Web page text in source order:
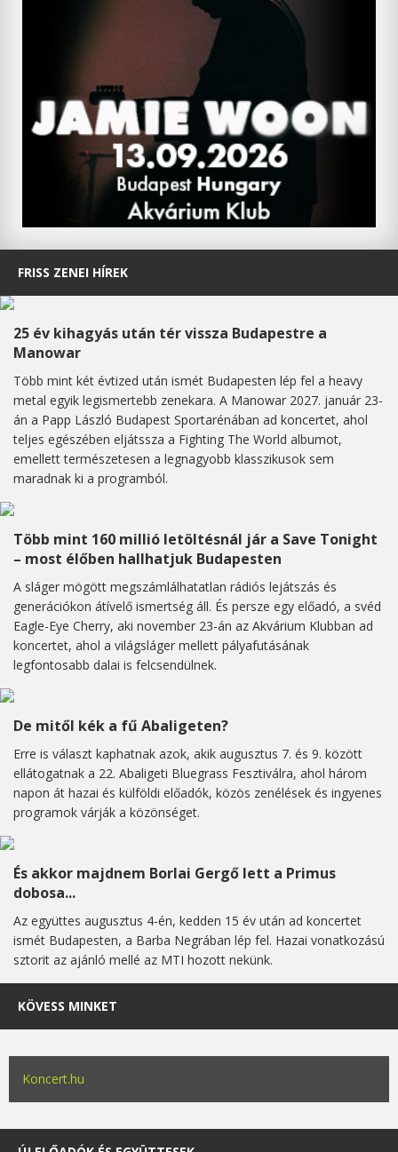
FRISS ZENEI HÍREK
25 év kihagyás után tér vissza Budapestre a
Manowar
Több mint két évtized után ismét Budapesten lép fel a heavy
metal egyik legismertebb zenekara. A Manowar 2027. január 23-
án a Papp László Budapest Sportarénában ad koncertet, ahol
teljes egészében eljátssza a Fighting The World albumot,
emellett természetesen a legnagyobb klasszikusok sem
maradnak ki a programból.
Több mint 160 millió letöltésnál jár a Save Tonight
– most élőben hallhatjuk Budapesten
A sláger mögött megszámlálhatatlan rádiós lejátszás és
generációkon átívelő ismertség áll. És persze egy előadó, a svéd
Eagle-Eye Cherry, aki november 23-án az Akvárium Klubban ad
koncertet, ahol a világsláger mellett pályafutásának
legfontosabb dalai is felcsendülnek.
De mitől kék a fű Abaligeten?
Erre is választ kaphatnak azok, akik augusztus 7. és 9. között
ellátogatnak a 22. Abaligeti Bluegrass Fesztiválra, ahol három
napon át hazai és külföldi előadók, közös zenélések és ingyenes
programok várják a közönséget.
És akkor majdnem Borlai Gergő lett a Primus
dobosa...
Az együttes augusztus 4-én, kedden 15 év után ad koncertet
ismét Budapesten, a Barba Negrában lép fel. Hazai vonatkozású
sztorit az ajánló mellé az MTI hozott nekünk.
KÖVESS MINKET
Koncert.hu